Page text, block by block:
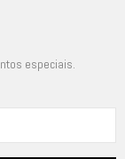
especiais.